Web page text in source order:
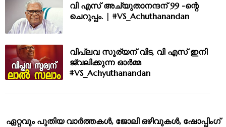
വി എസ് അച്യുതാനന്ദന് 99 -ന്റെ
ചെറുപ്പം. | #VS_Achuthanandan
വിപ്ലവ സൂര്യന് വിട, വി എസ് ഇനി
ജ്വലിക്കുന്ന ഓർമ്മ
#VS_Achyuthanandan
ഏറ്റവും പുതിയ വാര്‍ത്തകള്‍, ജോലി ഒഴിവുകള്‍, ഷോപ്പിംഗ്‌